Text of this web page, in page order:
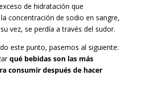
de hidratación que
concentración de sodio en sangre,
vez, se perdía a través del sudor.
este punto, pasemos al siguiente:
qué bebidas son las más
consumir después de hacer